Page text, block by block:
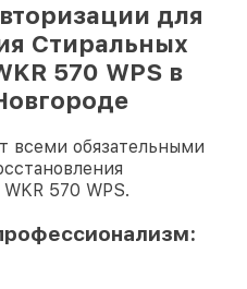
для
Стиральных
570 WPS в
всеми обязательными
570 WPS.